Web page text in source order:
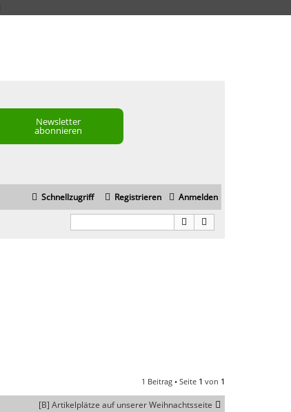
Newsletter
abonnieren
Schnellzugriff Anmelden
Registrieren
1 Beitrag • Seite 1 von 1
[B] Artikelplätze auf unserer Weihnachtsseite